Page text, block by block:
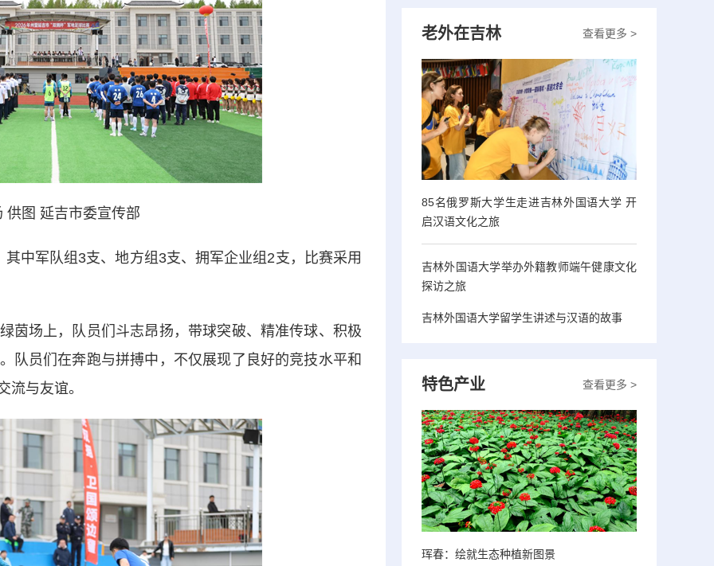
供图 延吉市委宣传部
军队组3支、地方组3支、拥军企业组2支，比赛采用
场上，队员们斗志昂扬，带球突破、精准传球、积极
队员们在奔跑与拼搏中，不仅展现了良好的竞技水平和
流与友谊。
查看更多 >
老外在吉林
85名俄罗斯大学生走进吉林外国语大学 开
启汉语文化之旅
吉林外国语大学举办外籍教师端午健康文化
探访之旅
吉林外国语大学留学生讲述与汉语的故事
查看更多 >
特色产业
珲春：绘就生态种植新图景